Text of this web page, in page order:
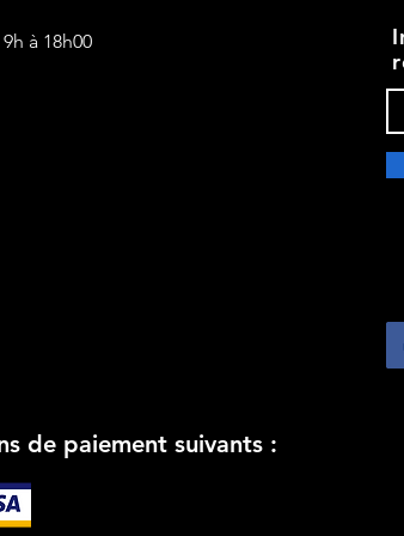
à 18h00
de paiement suivants :